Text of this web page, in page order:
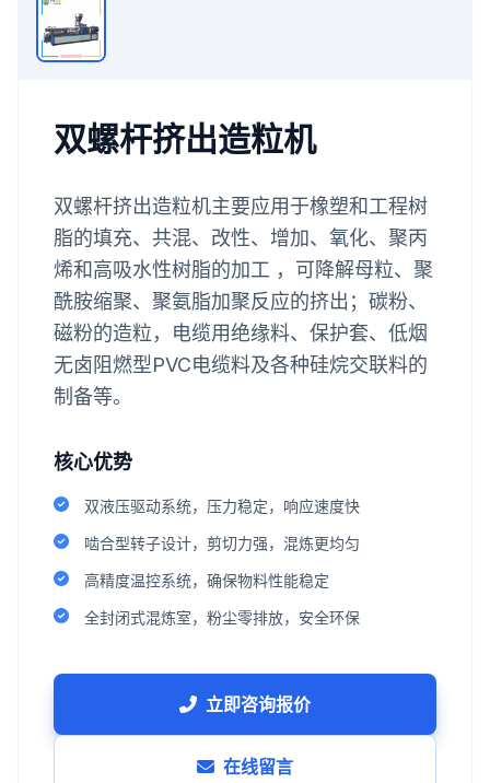
双螺杆挤出造粒机
双螺杆挤出造粒机主要应用于橡塑和工程树
脂的填充、共混、改性、增加、氧化、聚丙
烯和高吸水性树脂的加工 ，可降解母粒、聚
酰胺缩聚、聚氨脂加聚反应的挤出；碳粉、
磁粉的造粒，电缆用绝缘料、保护套、低烟
无卤阻燃型PVC电缆料及各种硅烷交联料的
制备等。
核心优势
双液压驱动系统，压力稳定，响应速度快
啮合型转子设计，剪切力强，混炼更均匀
高精度温控系统，确保物料性能稳定
全封闭式混炼室，粉尘零排放，安全环保
立即咨询报价
在线留言